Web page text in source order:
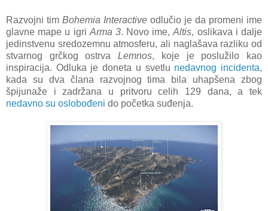
Razvojni tim Bohemia Interactive odlučio je da promeni ime
glavne mape u igri Arma 3. Novo ime,Altis, oslikava i dalje
jedinstvenu sredozemnu atmosferu, ali naglašava razliku od
stvarnog grčkog ostrvaLemnos, koje je poslužilo kao
inspiracija. Odluka je doneta u svetlu nedavnog incidenta,
kada su dva člana razvojnog tima bila uhapšena zbog
špijunaže i zadržana u pritvoru celih 129 dana, a tek
nedavno su oslobođeni do početka suđenja.